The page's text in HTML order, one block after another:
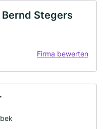
Bernd Stegers
Firma bewerten